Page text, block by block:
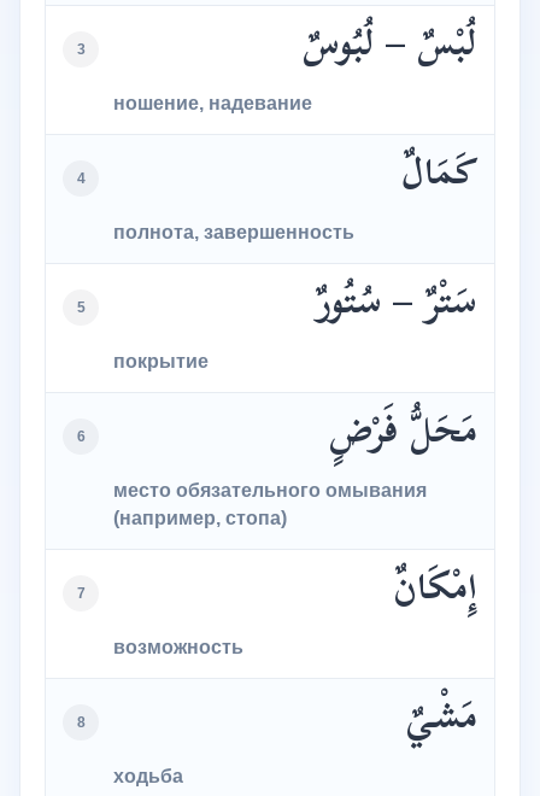
3 لُبْسٌ – لُبُوسٌ
ношение, надевание
4 كَمَالٌ
полнота, завершенность
5 سَتْرٌ – سُتُورٌ
покрытие
6 مَحَلُّ فَرْضٍ
место обязательного омывания
(например, стопа)
7 إِمْكَانٌ
возможность
8 مَشْيٌ
ходьба